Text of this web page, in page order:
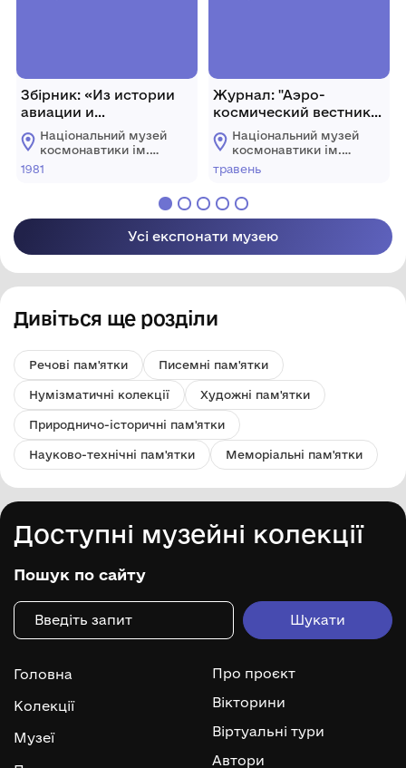
Збірник: «Из истории
авиации и
космонавтики»
Національний музей
космонавтики ім.
С.П. Корольова
1981
Журнал: "Аэро-
космический вестник"
№20 (109), 20-26 травня
2003 р., Україна, м. Київ,
48 с.
Національний музей
космонавтики ім.
травень
Усі експонати музею
Дивіться ще розділи
Речові пам'ятки Писемні пам'ятки
Нумізматичні колекції Художні пам'ятки
Природничо-історичні пам'ятки
Науково-технічні пам'ятки Меморіальні пам'ятки
Доступні музейні колекції
Пошук по сайту
Головна
Колекції
Музеї
Про проєкт
Вікторини
Віртуальні тури
Автори